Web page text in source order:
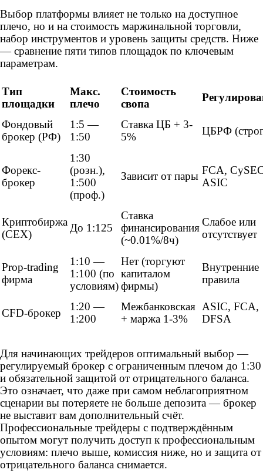
Выбор платформы влияет не только на доступное
плечо, но и на стоимость маржинальной торговли,
набор инструментов и уровень защиты средств. Ниже
— сравнение пяти типов площадок по ключевым
параметрам.
Тип
площадки
Макс.
плечо
Стоимость
свопа
Фондовый
брокер (РФ)
1:5 —
1:50
Ставка ЦБ + 3-
5%
ЦБРФ
Форекс-
брокер
1:30
(розн.),
1:500
(проф.)
Зависит от пары FCA,
ASIC
Криптобиржа
(CEX)
До 1:125
Ставка
финансирования
(~0.01%/8ч)
Слабое или
отсутствует
Prop-trading
фирма
1:10 —
1:100 (по
условиям)
Нет (торгуют
капиталом
фирмы)
Внутренние
правила
CFD-брокер
1:20 —
1:200
Межбанковская
+ маржа 1-3%
ASIC, FCA,
DFSA
Для начинающих трейдеров оптимальный выбор —
регулируемый брокер с ограниченным плечом до 1:30
и обязательной защитой от отрицательного баланса.
Это означает, что даже при самом неблагоприятном
сценарии вы потеряете не больше депозита — брокер
не выставит вам дополнительный счёт.
Профессиональные трейдеры с подтверждённым
опытом могут получить доступ к профессиональным
условиям: плечо выше, комиссия ниже, но и защита от
отрицательного баланса снимается.